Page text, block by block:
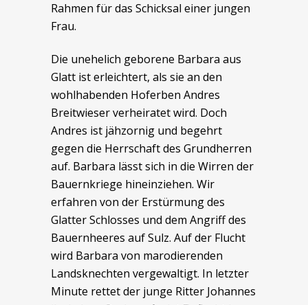
Rahmen für das Schicksal einer jungen
Frau.
Die unehelich geborene Barbara aus
Glatt ist erleichtert, als sie an den
wohlhabenden Hoferben Andres
Breitwieser verheiratet wird. Doch
Andres ist jähzornig und begehrt
gegen die Herrschaft des Grundherren
auf. Barbara lässt sich in die Wirren der
Bauernkriege hineinziehen. Wir
erfahren von der Erstürmung des
Glatter Schlosses und dem Angriff des
Bauernheeres auf Sulz. Auf der Flucht
wird Barbara von marodierenden
Landsknechten vergewaltigt. In letzter
Minute rettet der junge Ritter Johannes